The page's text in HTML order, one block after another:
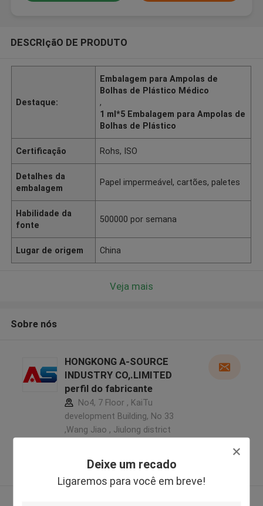
Deixe um recado
Ligaremos para você em breve!
DESCRIçãO DE PRODUTO
Destaque:
Embalagem para Ampolas de
Bolhas de Plástico Médico
,
1 ml*5 Embalagem para Ampolas de
Bolhas de Plástico
Certificação Rohs, ISO
Detalhes da
embalagem
Papel impermeável, cartões, paletes
Habilidade da
fonte
500000 por semana
Lugar de origem China
Veja mais
Sobre nós
HONGKONG A-SOURCE
INDUSTRY CO,.LIMITED
perfil do fabricante
No4, 7 Floor , KaiTu
development Building, No 33
,Wang Jiao , Jiulong district
Fornecedor verificado